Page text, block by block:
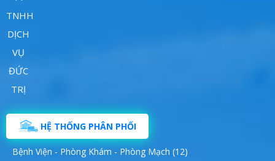
HỆ THỐNG PHÂN PHỐI
Bệnh Viện - Phòng Khám - Phòng Mạch (12)